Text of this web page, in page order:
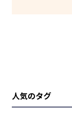
人気のタグ